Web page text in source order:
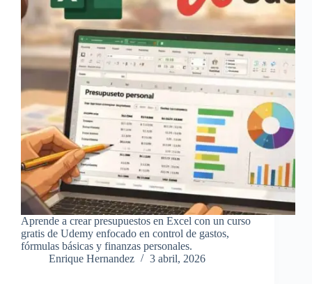
Aprende a crear presupuestos en Excel con un curso
gratis de Udemy enfocado en control de gastos,
fórmulas básicas y finanzas personales.
Enrique Hernandez
3 abril, 2026